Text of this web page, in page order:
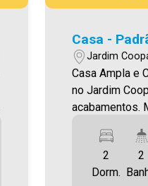
Casa -
Jardim
Casa Ampla e
no Jardim
acabamentos. Muito bem localizada,
Imóvel conta
lustre) -
de estar) - 01
2
Dorm.
2